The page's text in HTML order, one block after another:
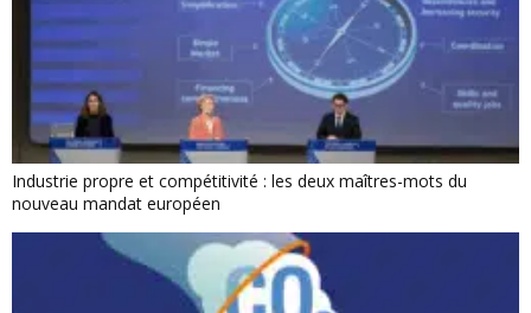
Industrie propre et compétitivité : les deux maîtres-mots du
nouveau mandat européen